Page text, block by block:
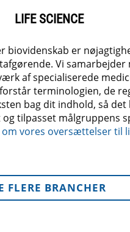
LIFE SCIENCE
biovidenskab er
Vi samarbejder
af specialiserede
terminologien, de
bag dit indhold, så det
tilpasset målgruppens
vores oversættelser til
FLERE BRANCHER